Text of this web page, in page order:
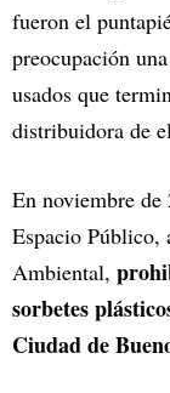
fueron el
preocupación
usados que
distribuidora de
En noviembre
Espacio Público,
Ambiental,
sorbetes
Ciudad de